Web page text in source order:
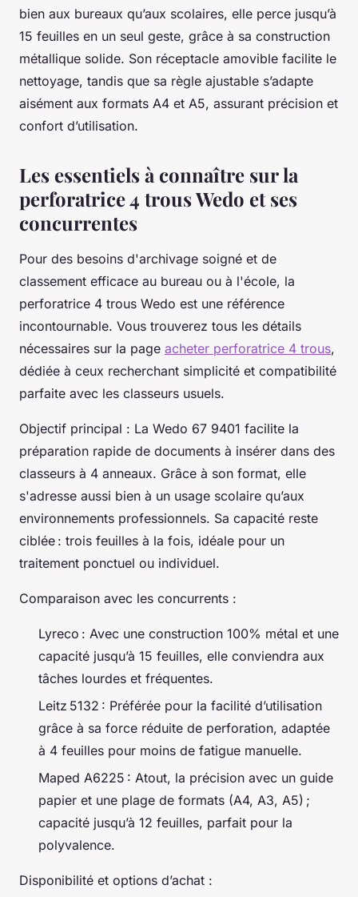
bien aux bureaux qu’aux scolaires, elle perce jusqu’à
15 feuilles en un seul geste, grâce à sa construction
métallique solide. Son réceptacle amovible facilite le
nettoyage, tandis que sa règle ajustable s’adapte
aisément aux formats A4 et A5, assurant précision et
confort d’utilisation.
Les essentiels à connaître sur la
perforatrice 4 trous Wedo et ses
concurrentes
Pour des besoins d'archivage soigné et de
classement efficace au bureau ou à l'école, la
perforatrice 4 trous Wedo est une référence
incontournable. Vous trouverez tous les détails
nécessaires sur la page acheter perforatrice 4 trous,
dédiée à ceux recherchant simplicité et compatibilité
parfaite avec les classeurs usuels.
Objectif principal : La Wedo 67 9401 facilite la
préparation rapide de documents à insérer dans des
classeurs à 4 anneaux. Grâce à son format, elle
s'adresse aussi bien à un usage scolaire qu’aux
environnements professionnels. Sa capacité reste
ciblée : trois feuilles à la fois, idéale pour un
traitement ponctuel ou individuel.
Comparaison avec les concurrents :
Lyreco : Avec une construction 100% métal et une
capacité jusqu’à 15 feuilles, elle conviendra aux
tâches lourdes et fréquentes.
Leitz 5132 : Préférée pour la facilité d’utilisation
grâce à sa force réduite de perforation, adaptée
à 4 feuilles pour moins de fatigue manuelle.
Maped A6225 : Atout, la précision avec un guide
papier et une plage de formats (A4, A3, A5) ;
capacité jusqu’à 12 feuilles, parfait pour la
polyvalence.
Disponibilité et options d’achat :